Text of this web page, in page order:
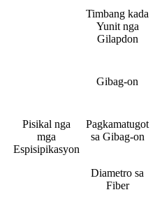
Pisikal nga
mga
Espisipikasyon
Timbang kada
Yunit nga
Gilapdon
Gibag-on
Pagkamatugot
sa Gibag-on
Diametro sa
Fiber